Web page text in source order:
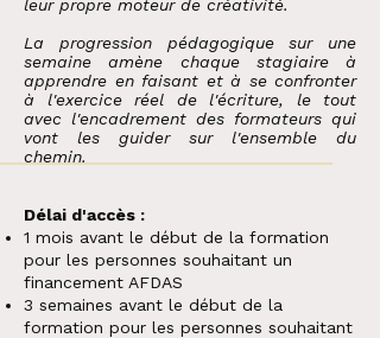
leur propre moteur de créativité.
La progression pédagogique sur une
semaine amène chaque stagiaire à
apprendre en faisant et à se confronter
à l'exercice réel de l'écriture, le tout
avec l'encadrement des formateurs qui
vont les guider sur l'ensemble du
chemin.
Délai d'accès :
1 mois avant le début de la formation
pour les personnes souhaitant un
financement AFDAS
3 semaines avant le début de la
formation pour les personnes souhaitant